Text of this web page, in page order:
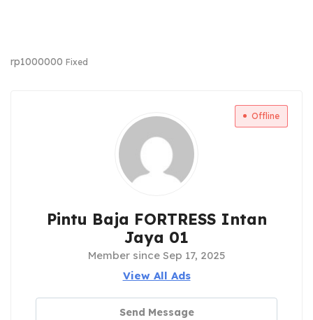
rp1000000 Fixed
Offline
Pintu Baja FORTRESS Intan
Jaya 01
Member since Sep 17, 2025
View All Ads
Send Message